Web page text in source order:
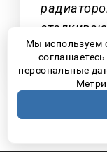
Где
Мы используем
персональные